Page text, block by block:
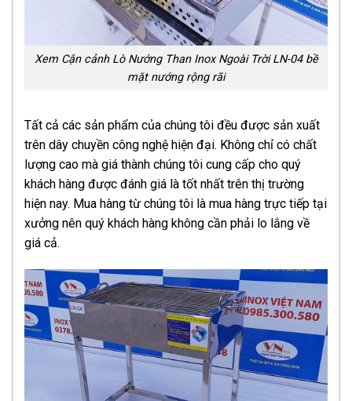
Xem Cận cảnh Lò Nướng Than Inox Ngoài Trời LN-04 bề
mặt nướng rộng rãi
Tất cả các sản phẩm của chúng tôi đều được sản xuất
trên dây chuyền công nghệ hiện đại. Không chỉ có chất
lượng cao mà giá thành chúng tôi cung cấp cho quý
khách hàng được đánh giá là tốt nhất trên thị trường
hiện nay. Mua hàng từ chúng tôi là mua hàng trực tiếp tại
xưởng nên quý khách hàng không cần phải lo lắng về
giá cả.